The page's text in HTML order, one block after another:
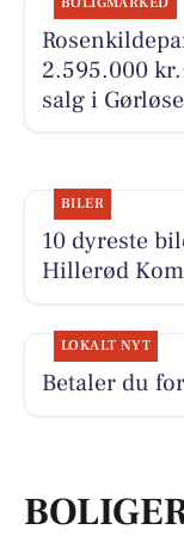
2.595.000
salg i
BILER
10 dyreste
Hillerød
LOKALT NYT
Betaler du